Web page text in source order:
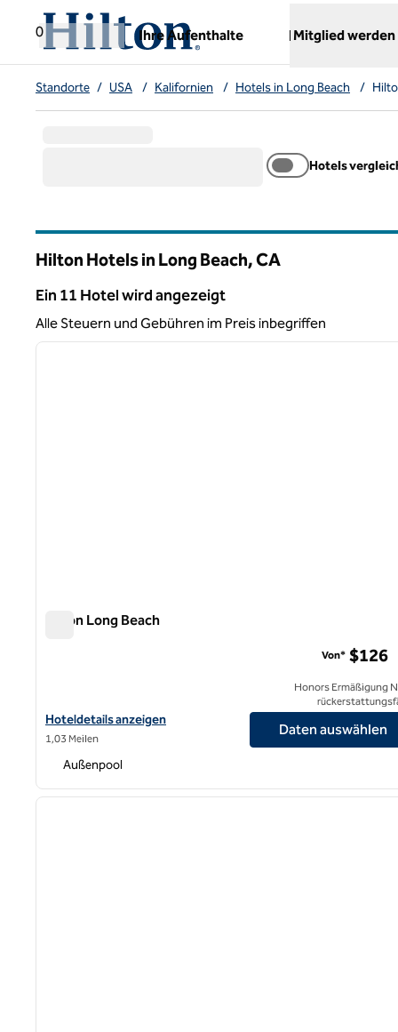
Weiter zum Inhalt
0
Ihre Aufenthalte Mitglied werden
Standorte / USA / Kalifornien / Hotels in Long Beach /
Hotels
Hilton Hotels in Long Beach,CA
Ein 11 Hotel wird angezeigt
Ein 11 Hotel wird angezeigt
Alle Steuern und Gebühren im Preis inbegriffen
1 von 11
Hilton Long Beach
Hoteldetails für Hilton Long Beach anzeigen
Hoteldetails anzeigen
1,03 Meilen
Von* $126
Honors Ermäßigung
Daten auswählen
Außenpool
1 von 12